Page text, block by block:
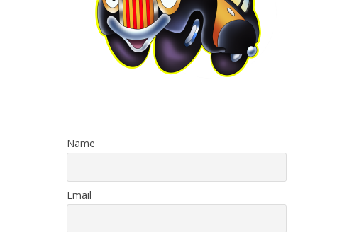
Name
Email